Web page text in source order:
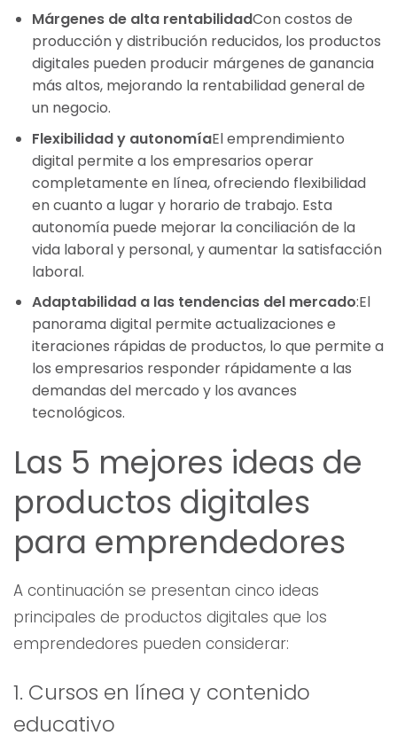
Márgenes de alta rentabilidadCon costos de
producción y distribución reducidos, los productos
digitales pueden producir márgenes de ganancia
más altos, mejorando la rentabilidad general de
un negocio.
Flexibilidad y autonomíaEl emprendimiento
digital permite a los empresarios operar
completamente en línea, ofreciendo flexibilidad
en cuanto a lugar y horario de trabajo. Esta
autonomía puede mejorar la conciliación de la
vida laboral y personal, y aumentar la satisfacción
laboral.
Adaptabilidad a las tendencias del mercado:El
panorama digital permite actualizaciones e
iteraciones rápidas de productos, lo que permite a
los empresarios responder rápidamente a las
demandas del mercado y los avances
tecnológicos.
Las 5 mejores ideas de
productos digitales
para emprendedores
A continuación se presentan cinco ideas
principales de productos digitales que los
emprendedores pueden considerar:
1. Cursos en línea y contenido
educativo